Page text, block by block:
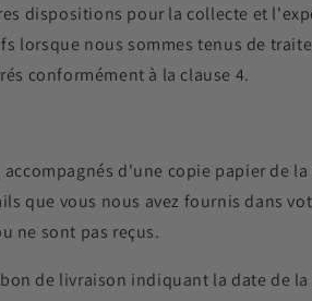
dispositions pour la collecte et
nous sommes tenus de
conformément à la clause 4.
d'une copie papier de
que vous nous avez fournis dans
ne sont pas reçus.
de livraison indiquant la date de